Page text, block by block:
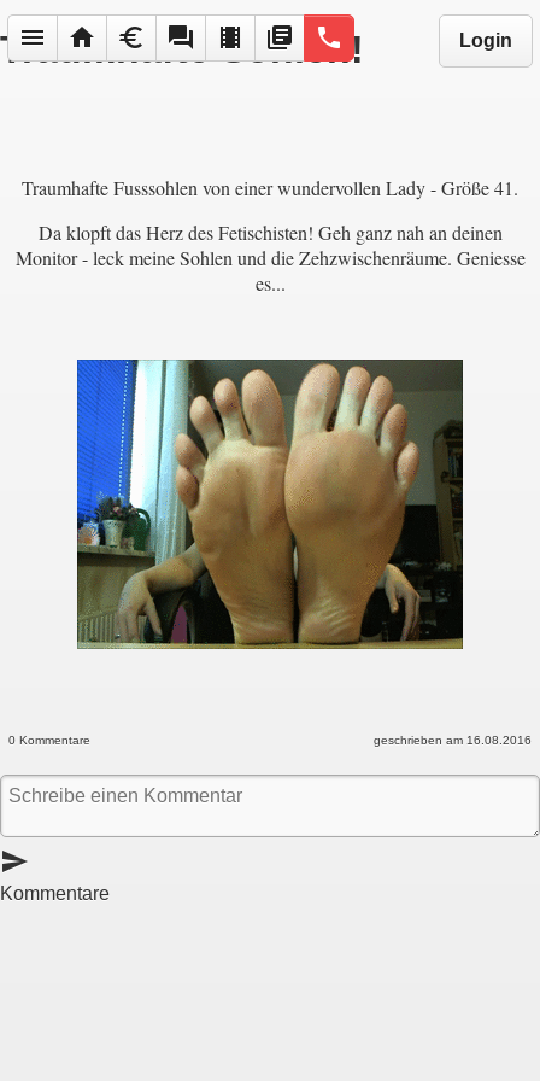
menu home euro forum local_movies library_books phone Login
Traumhafte Sohlen!
Traumhafte Fusssohlen von einer wundervollen Lady - Größe 41.
Da klopft das Herz des Fetischisten! Geh ganz nah an deinen
Monitor - leck meine Sohlen und die Zehzwischenräume. Geniesse
es...
0 Kommentare geschrieben am 16.08.2016
send
Kommentare